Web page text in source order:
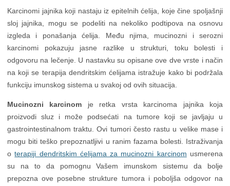
Karcinomi jajnika koji nastaju iz epitelnih ćelija, koje čine spoljašnji
sloj jajnika, mogu se podeliti na nekoliko podtipova na osnovu
izgleda i ponašanja ćelija. Među njima, mucinozni i serozni
karcinomi pokazuju jasne razlike u strukturi, toku bolesti i
odgovoru na lečenje. U nastavku su opisane ove dve vrste i način
na koji se terapija dendritskim ćelijama istražuje kako bi podržala
funkciju imunskog sistema u svakoj od ovih situacija.
Mucinozni karcinom je retka vrsta karcinoma jajnika koja
proizvodi sluz i može podsećati na tumore koji se javljaju u
gastrointestinalnom traktu. Ovi tumori često rastu u velike mase i
mogu biti teško prepoznatljivi u ranim fazama bolesti. Istraživanja
oterapiji dendritskim ćelijama za mucinozni karcinom usmerena
su na to da pomognu Vašem imunskom sistemu da bolje
prepozna ove posebne strukture tumora i poboljša odgovor na